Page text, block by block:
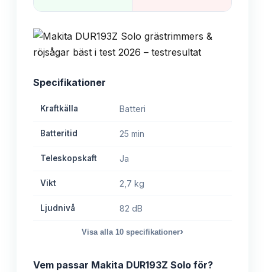
Specifikationer
Kraftkälla Batteri
Batteritid 25 min
Teleskopskaft Ja
Vikt 2,7 kg
Ljudnivå 82 dB
Visa alla 10 specifikationer›
Vem passar Makita DUR193Z Solo för?